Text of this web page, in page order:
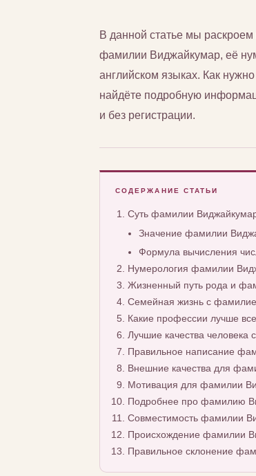
В данной статье мы
фамилии Виджайкумар, её
английском языках. Как
найдёте подробную
и без регистрации.
СОДЕРЖАНИЕ СТАТЬИ
Суть фамилии
Значение фамилии
Формула вычисления
Нумерология фамилии
Жизненный путь рода и
Семейная жизнь с
Какие профессии лучше
Лучшие качества
Правильное написание
Внешние качества для
Мотивация для фамилии
Подробнее про фамилию
Совместимость фамилии
Происхождение фамилии
Правильное склонение